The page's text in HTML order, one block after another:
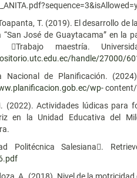
T. (2019). El desarrollo de
“San José de Guaytacama” en la
Trabajo maestría.
handle/27000/
Nacional de Planificación.
wp-
(2022). Actividades lúdicas para
en la Unidad Educativa del
Politécnica Salesiana.